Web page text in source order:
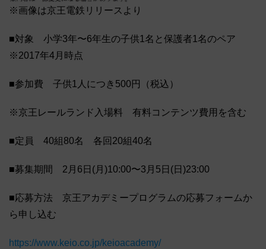
※画像は京王電鉄リリースより
■対象 小学3年〜6年生の子供1名と保護者1名のペア
※2017年4月時点
■参加費 子供1人につき500円（税込）
※京王レールランド入場料 有料コンテンツ費用を含む
■定員 40組80名 各回20組40名
■募集期間 2月6日(月)10:00〜3月5日(日)23:00
■応募方法 京王アカデミープログラムの応募フォームか
ら申し込む
https://www.keio.co.jp/keioacademy/